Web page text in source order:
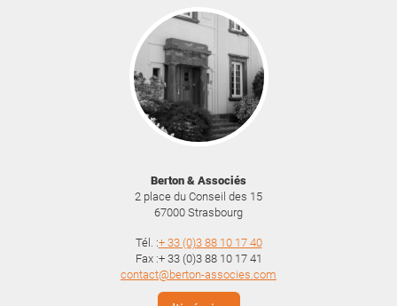
Berton & Associés
2 place du Conseil des 15
67000 Strasbourg
Tél. :+ 33 (0)3 88 10 17 40
Fax :+ 33 (0)3 88 10 17 41
contact@berton-associes.com